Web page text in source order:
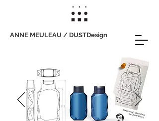
ANNE MEULEAU / DUSTDesign